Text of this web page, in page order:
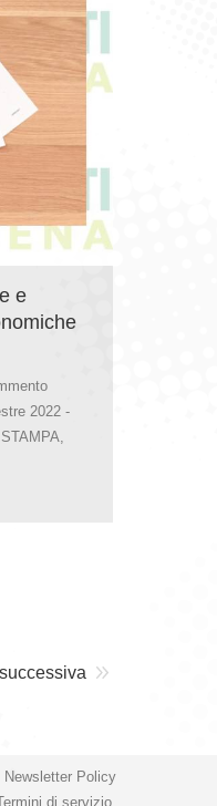
e
2022 -
Newsletter Policy
di servizio